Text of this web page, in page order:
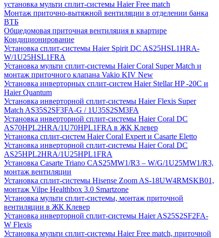
установка мульти сплит-системы Haier Free match
Монтаж приточно-вытяжной вентиляции в отделении банка
ВТБ
Общедомовая приточная вентиляция в квартире
Кондиционирование
Установка сплит-системы Haier Spirit DC AS25HSL1HRA-
W/1U25HSL1FRA
Установка мульти сплит-системы Haier Coral Super Match и
монтаж приточного клапана Vakio KIV New
Установка инверторных сплит-систем Haier Stellar HP -20С и
Haier Quantum
Установка инверторной сплит-системы Haier Flexis Super
Match AS35S2SF3FA-G / 1U35S2SM3FA
Установка инверторной сплит-системы Haier Coral DC
AS70HPL2HRA/1U70HPL1FRA в ЖК Клевер
Установка сплит-систем Haier Coral Expert и Casarte Eletto
Установка инверторной сплит-системы Haier Coral DC
AS25HPL2HRA/1U25HPL1FRA
Установка Casarte Triano CAS25MW1/R3 – W/G/1U25MW1/R3,
монтаж вентиляции
Установка сплит-системы Hisense Zoom AS-18UW4RMSKB01,
монтаж Vilpe Healthbox 3.0 Smartzone
Установка мульти сплит-системы, монтаж приточной
вентиляции в ЖК Клевер
Установка инверторной сплит-системы Haier AS25S2SF2FA-
W Flexis
Установка мульти сплит-системы Haier Free match, приточной